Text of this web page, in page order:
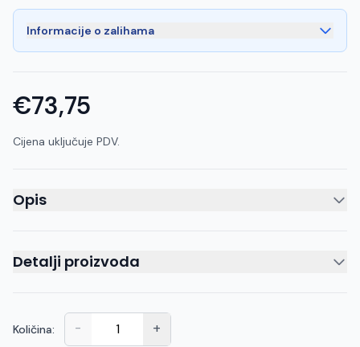
Informacije o zalihama
€73,75
Cijena uključuje PDV.
Opis
Detalji proizvoda
Količina: - +